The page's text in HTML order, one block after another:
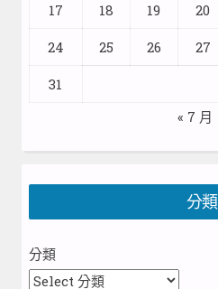
17 18 19 20
24 25 26 27
31
« 7 月
分類
分類